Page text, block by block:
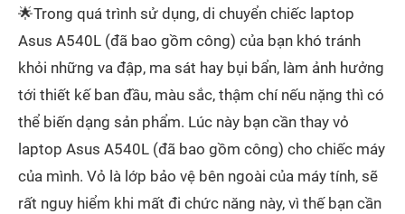
🌟Trong quá trình sử dụng, di chuyển chiếc laptop
Asus A540L (đã bao gồm công) của bạn khó tránh
khỏi những va đập, ma sát hay bụi bẩn, làm ảnh hưởng
tới thiết kế ban đầu, màu sắc, thậm chí nếu nặng thì có
thể biến dạng sản phẩm. Lúc này bạn cần thay vỏ
laptop Asus A540L (đã bao gồm công) cho chiếc máy
của mình. Vỏ là lớp bảo vệ bên ngoài của máy tính, sẽ
rất nguy hiểm khi mất đi chức năng này, vì thế bạn cần